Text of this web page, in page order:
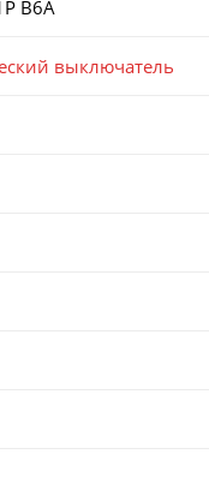
B6A
выключатель